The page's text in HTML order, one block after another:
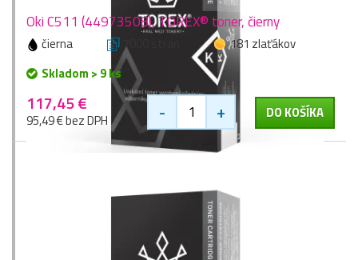
Oki C511 (44973508), TOREX® toner, čierny
čierna 7000 stran
181 zlaťákov
Skladom > 9 ks
117,45 €
95,49 € bez DPH - + DO KOŠÍKA